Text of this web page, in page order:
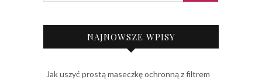
NAJNOWSZE WPISY
Jak uszyć prostą maseczkę ochronną z filtrem